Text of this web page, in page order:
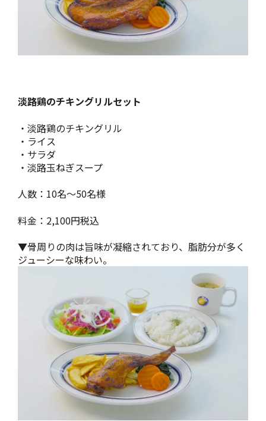
淡路鶏のチキングリルセット
・淡路鶏のチキングリル
・ライス
・サラダ
・淡路玉ねぎスープ
人数：10名～50名様
料金：2,100円税込
▼骨周りの肉は旨味が凝縮されており、脂肪分が多く
ジューシーな味わい。